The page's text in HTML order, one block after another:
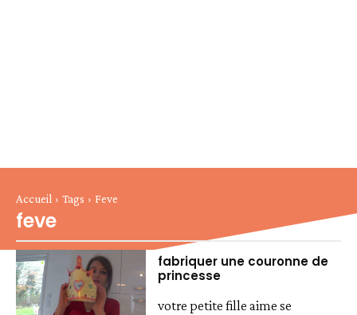
Accueil Tags Feve
feve
fabriquer une couronne de
princesse
votre petite fille aime se